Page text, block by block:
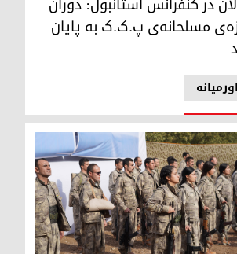
مسلحانه‌ی پ.ک.ک به پایان